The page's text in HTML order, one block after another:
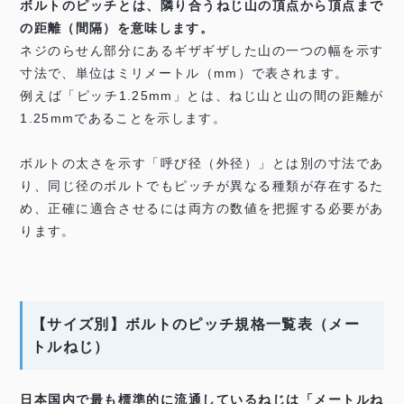
ボルトのピッチとは、隣り合うねじ山の頂点から頂点まで
の距離（間隔）を意味します。
ネジのらせん部分にあるギザギザした山の一つの幅を示す
寸法で、単位はミリメートル（mm）で表されます。
例えば「ピッチ1.25mm」とは、ねじ山と山の間の距離が
1.25mmであることを示します。
ボルトの太さを示す「呼び径（外径）」とは別の寸法であ
り、同じ径のボルトでもピッチが異なる種類が存在するた
め、正確に適合させるには両方の数値を把握する必要があ
ります。
【サイズ別】ボルトのピッチ規格一覧表（メー
トルねじ）
日本国内で最も標準的に流通しているねじは「メートルね